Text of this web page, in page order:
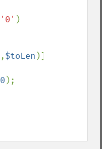
'0' )
,$toLen )].
0 );